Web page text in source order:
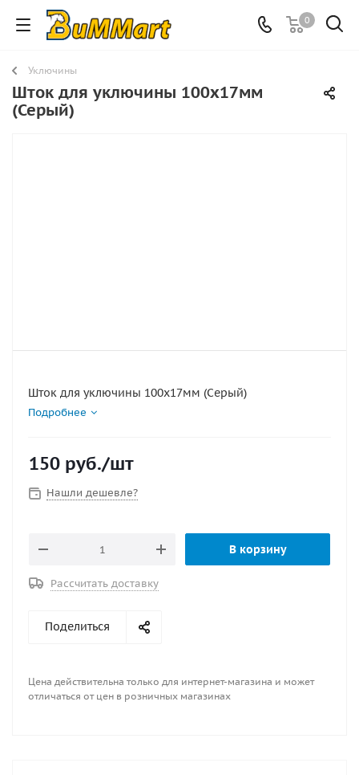
0
Уключины
Шток для уключины 100х17мм
(Серый)
Шток для уключины 100х17мм (Серый)
Подробнее
150 руб./шт
Нашли дешевле?
В корзину
Рассчитать доставку
Поделиться
Цена действительна только для интернет-магазина и может
отличаться от цен в розничных магазинах